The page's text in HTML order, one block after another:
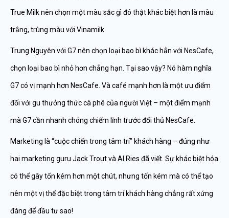
True Milk nên chọn một màu sắc gì đó thật khác biệt hơn là màu
trắng, trùng màu với Vinamilk.
Trung Nguyên với G7 nên chọn loại bao bì khác hẳn với NesCafe,
chọn loại bao bì nhỏ hơn chẳng hạn. Tại sao vậy? Nó hàm nghĩa
G7 có vị mạnh hơn NesCafe. Và café mạnh hơn là một ưu điểm
đối với gu thưởng thức cà phê của người Việt – một điểm mạnh
mà G7 cần nhanh chóng chiếm lĩnh trước đối thủ NesCafe.
Marketing là “cuộc chiến trong tâm trí” khách hàng – đúng như
hai marketing guru Jack Trout và Al Ries đã viết. Sự khác biệt hóa
có thể gây tốn kém hơn một chút, nhưng tốn kém mà có thể tạo
nên một vị thế đặc biệt trong tâm trí khách hàng chẳng rất xứng
đáng để đầu tư sao!